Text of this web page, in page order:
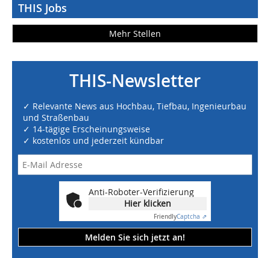
THIS Jobs
Mehr Stellen
THIS-Newsletter
✓ Relevante News aus Hochbau, Tiefbau, Ingenieurbau
und Straßenbau
✓ 14-tägige Erscheinungsweise
✓ kostenlos und jederzeit kündbar
Anti-Roboter-Verifizierung
Hier klicken
FriendlyCaptcha ⇗
Melden Sie sich jetzt an!